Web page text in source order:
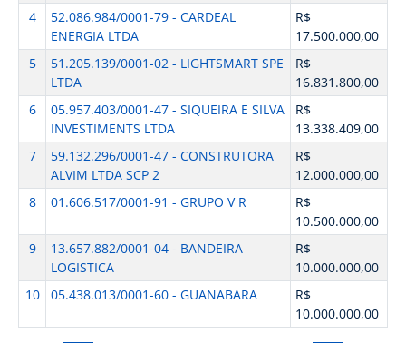
4
52.086.984/0001-79 - CARDEAL
ENERGIA LTDA
R$
17.500.000,00
5
51.205.139/0001-02 - LIGHTSMART SPE
LTDA
R$
16.831.800,00
6
05.957.403/0001-47 - SIQUEIRA E SILVA
INVESTIMENTS LTDA
R$
13.338.409,00
7
59.132.296/0001-47 - CONSTRUTORA
ALVIM LTDA SCP 2
R$
12.000.000,00
8
01.606.517/0001-91 - GRUPO V R
R$
10.500.000,00
9
13.657.882/0001-04 - BANDEIRA
LOGISTICA
R$
10.000.000,00
10
05.438.013/0001-60 - GUANABARA
R$
10.000.000,00